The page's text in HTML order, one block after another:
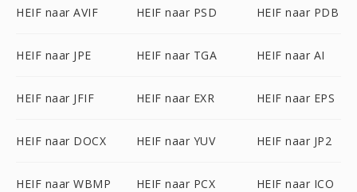
HEIF naar AVIF HEIF naar PSD HEIF naar PDB
HEIF naar JPE HEIF naar TGA HEIF naar AI
HEIF naar JFIF HEIF naar EXR HEIF naar EPS
HEIF naar DOCX HEIF naar YUV HEIF naar JP2
HEIF naar WBMP HEIF naar PCX HEIF naar ICO